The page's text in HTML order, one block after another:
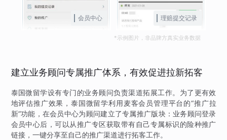
会员中心 理赔提交记录
*示例图片，非品牌方真实业务数据
建立业务顾问专属推广体系，有效促进拉新拓客
泰国微留学设有专门的业务顾问负责渠道拓展工作。为了更有效
地评估推广效果，泰国微留学利用麦客会员管理平台的“推广拉
新”功能，在会员中心为顾问建立了专属推广版块：业务顾问登录
会员中心后，可以从推广专区获取带有自己专属标识的险种推广
链接，一键分享至自己的推广渠道进行拓客工作。